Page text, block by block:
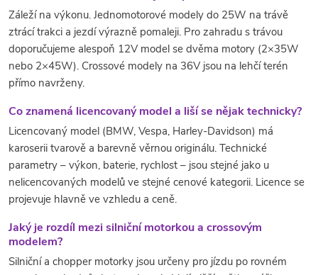
Záleží na výkonu. Jednomotorové modely do 25W na trávě
ztrácí trakci a jezdí výrazně pomaleji. Pro zahradu s trávou
doporučujeme alespoň 12V model se dvěma motory (2×35W
nebo 2×45W). Crossové modely na 36V jsou na lehčí terén
přímo navrženy.
Co znamená licencovaný model a liší se nějak technicky?
Licencovaný model (BMW, Vespa, Harley-Davidson) má
karoserii tvarově a barevně věrnou originálu. Technické
parametry – výkon, baterie, rychlost – jsou stejné jako u
nelicencovaných modelů ve stejné cenové kategorii. Licence se
projevuje hlavně ve vzhledu a ceně.
Jaký je rozdíl mezi silniční motorkou a crossovým
modelem?
Silniční a chopper motorky jsou určeny pro jízdu po rovném